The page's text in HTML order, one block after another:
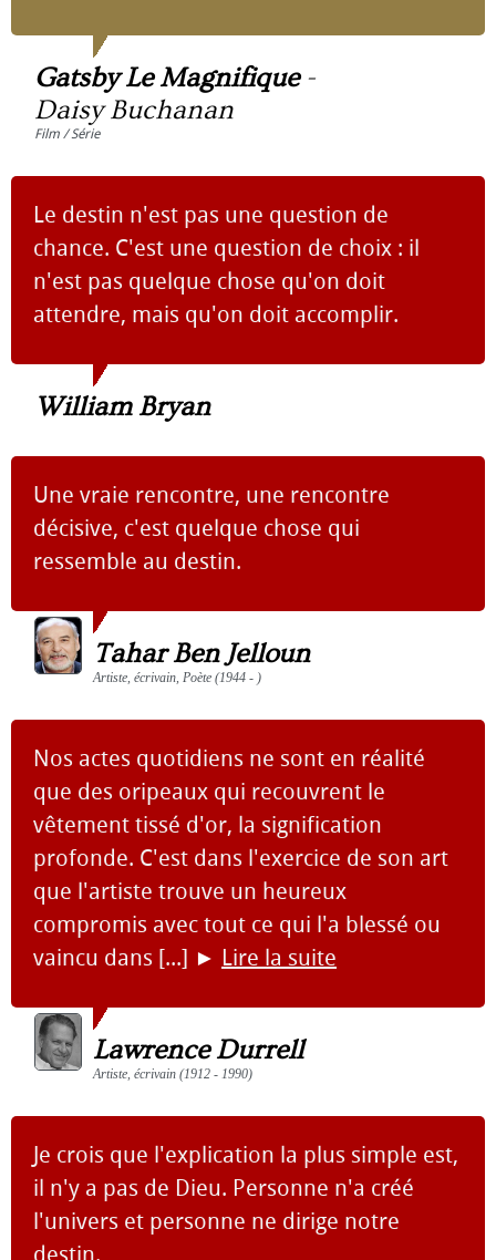
Gatsby Le Magnifique-
Daisy Buchanan
Film / Série
Le destin n'est pas une question de
chance. C'est une question de choix : il
n'est pas quelque chose qu'on doit
attendre, mais qu'on doit accomplir.
William Bryan
Une vraie rencontre, une rencontre
décisive, c'est quelque chose qui
ressemble au destin.
Tahar Ben Jelloun
Artiste, écrivain, Poète (1944 - )
Nos actes quotidiens ne sont en réalité
que des oripeaux qui recouvrent le
vêtement tissé d'or, la signification
profonde. C'est dans l'exercice de son art
que l'artiste trouve un heureux
compromis avec tout ce qui l'a blessé ou
vaincu dans [...] ► Lire la suite
Lawrence Durrell
Artiste, écrivain (1912 - 1990)
Je crois que l'explication la plus simple est,
il n'y a pas de Dieu. Personne n'a créé
l'univers et personne ne dirige notre
destin.